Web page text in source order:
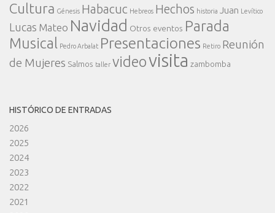
Cultura Génesis Habacuc Hebreos Hechos historia Juan Levítico
Lucas Mateo Navidad Otros eventos Parada
Musical Pedro Arbalat Presentaciones Retiro Reunión
de Mujeres Salmos taller videovisita zambomba
HISTÓRICO DE ENTRADAS
2026
2025
2024
2023
2022
2021